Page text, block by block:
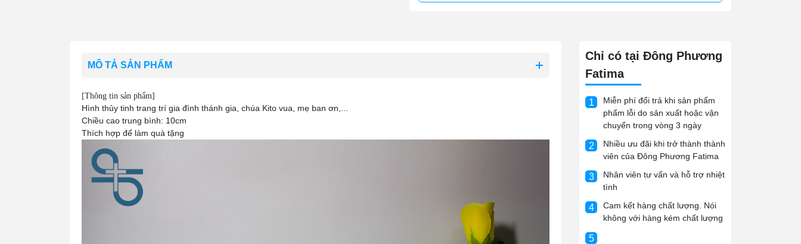
MÔ TẢ SẢN PHẨM
[Thông tin sản phẩm]
Hình thủy tinh trang trí gia đình thánh gia, chúa Kito vua, mẹ ban ơn,...
Chiều cao trung bình: 10cm
Thích hợp để làm quà tặng
Chỉ có tại Đông Phương
Fatima
1
Miễn phí đổi trả khi sản phẩm
phẩm lỗi do sản xuất hoặc vận
chuyển trong vòng 3 ngày
2
Nhiều ưu đãi khi trở thành thành
viên của Đông Phương Fatima
3
Nhân viên tư vấn và hỗ trợ nhiệt
tình
4
Cam kết hàng chất lượng. Nói
không với hàng kém chất lượng
5